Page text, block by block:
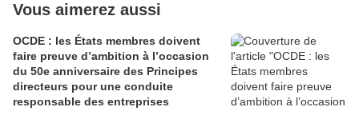
Vous aimerez aussi
OCDE : les États membres doivent
faire preuve d’ambition à l’occasion
du 50e anniversaire des Principes
directeurs pour une conduite
responsable des entreprises